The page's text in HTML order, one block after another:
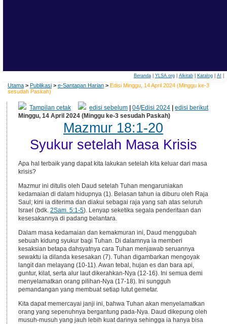
Beranda| YLSA.org| Alkitab| Katalog| AI
Utama > Publikasi > e-Santapan Harian > Edisi Minggu, 14 April 2024 (Minggu ke-3
sesudah Paskah)
Tampilan cetak edisi sebelum |04/Edisi 2024 |edisi berikut
Minggu, 14 April 2024 (Minggu ke-3 sesudah Paskah)
Mazmur 18:1-20
Syukur setelah Masa Krisis
Apa hal terbaik yang dapat kita lakukan setelah kita keluar dari masa
krisis?
Mazmur ini ditulis oleh Daud setelah Tuhan mengaruniakan
kedamaian di dalam hidupnya (1). Belasan tahun ia diburu oleh Raja
Saul; kini ia diterima dan diakui sebagai raja yang sah atas seluruh
Israel (bdk. 2Sam. 5:1-5). Lenyap seketika segala penderitaan dan
kesesakannya di padang belantara.
Dalam masa kedamaian dan kemakmuran ini, Daud menggubah
sebuah kidung syukur bagi Tuhan. Di dalamnya ia memberi
kesaksian betapa dahsyatnya cara Tuhan menjawab seruannya
sewaktu ia dilanda kesesakan (7). Tuhan digambarkan mengoyak
langit dan melayang (10-11). Awan tebal, hujan es dan bara api,
guntur, kilat, serta alur laut dikerahkan-Nya (12-16). Ini semua demi
menyelamatkan orang pilihan-Nya (17-18). Ini sungguh
pemandangan yang membuat setiap lutut gemetar.
Kita dapat memercayai janji ini, bahwa Tuhan akan menyelamatkan
orang yang sepenuhnya bergantung pada-Nya. Daud dikepung oleh
musuh-musuh yang jauh lebih kuat darinya sehingga ia hanya bisa